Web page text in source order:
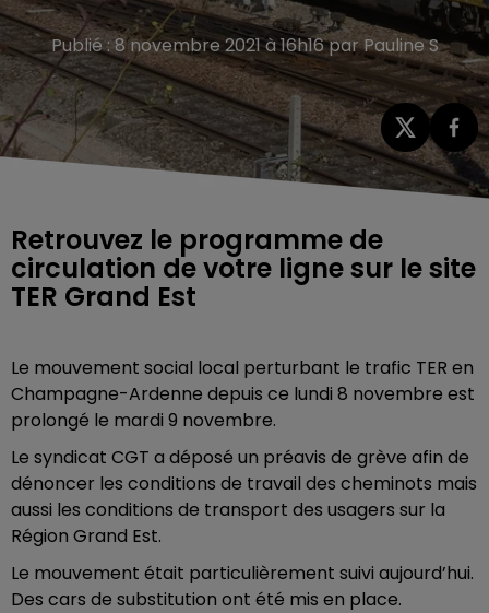
Publié : 8 novembre 2021 à 16h16 par Pauline S
Retrouvez le programme de
circulation de votre ligne sur le site
TER Grand Est
Le mouvement social local perturbant le trafic TER en
Champagne-Ardenne depuis ce lundi 8 novembre est
prolongé le mardi 9 novembre.
Le syndicat CGT a déposé un préavis de grève afin de
dénoncer les conditions de travail des cheminots mais
aussi les conditions de transport des usagers sur la
Région Grand Est.
Le mouvement était particulièrement suivi aujourd’hui.
Des cars de substitution ont été mis en place.